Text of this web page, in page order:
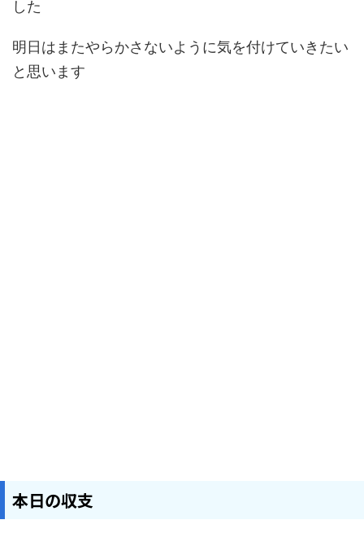
した
明日はまたやらかさないように気を付けていきたい
と思います
本日の収支